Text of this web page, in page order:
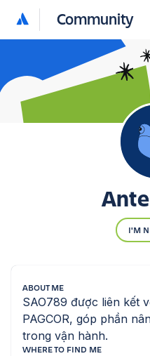
Community
I'M
ABOUT ME
SAO789 được liên kết
PAGCOR, góp phần
trong vận hành.
WHERE TO FIND ME